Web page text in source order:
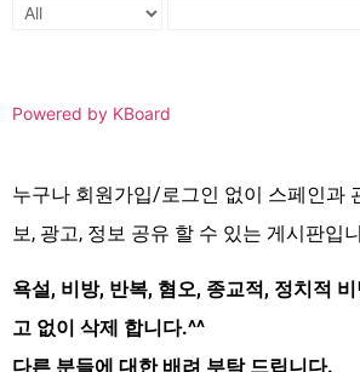
Powered by KBoard
누구나 회원가입/로그인 없이 스페인과
보, 광고, 정보 공유 할 수 있는 게시판입
욕설, 비방, 반복, 혐오, 종교적, 정치적
고 없이 삭제 합니다.^^
다른 분들에 대한 배려 부탁 드립니다.